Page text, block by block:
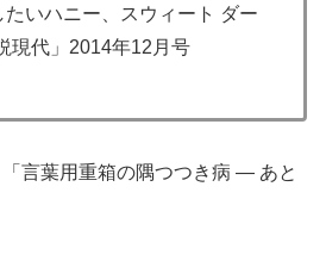
たいハニー、スウィート ダー
現代」2014年12月号
言葉用重箱の隅つつき病 — あと